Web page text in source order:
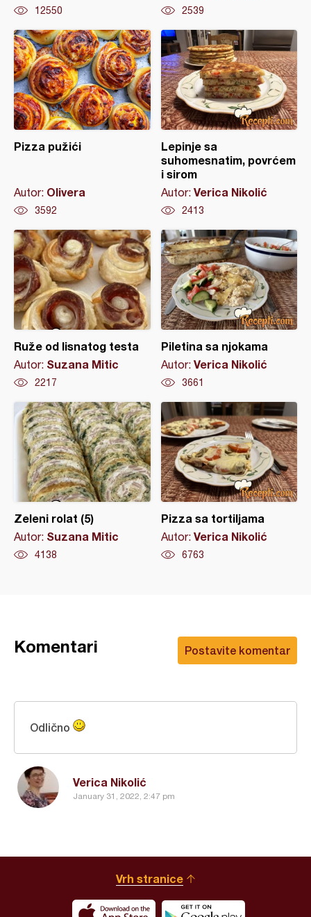
12550 2539
Pizza pužići
Autor: Olivera
3592
Lepinje sa
suhomesnatim, povrćem
i sirom
Autor: Verica Nikolić
2413
Ruže od lisnatog testa
Autor: Suzana Mitic
2217
Piletina sa njokama
Autor: Verica Nikolić
3661
Zeleni rolat (5)
Autor: Suzana Mitic
4138
Pizza sa tortiljama
Autor: Verica Nikolić
6763
Postavite komentar
Komentari
Verica Nikolić
January 31, 2022, 2:47 pm
Odlično
Vrh stranice